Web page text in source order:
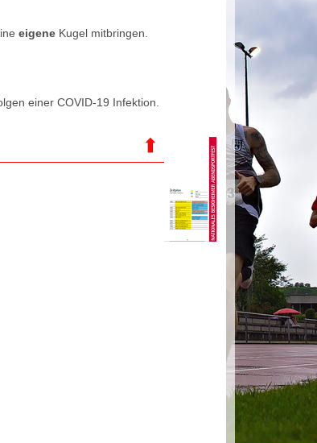
eigene Kugel mitbringen.
einer COVID-19 Infektion.